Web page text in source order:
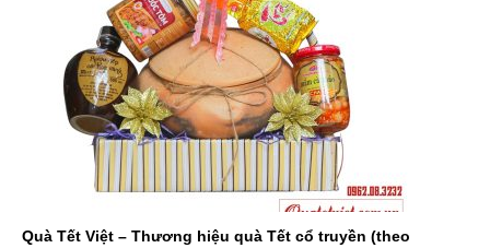
Quà Tết Việt – Thương hiệu quà Tết cổ truyền (theo